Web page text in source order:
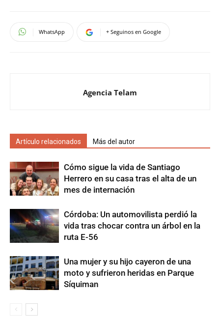
WhatsApp + Seguinos en Google
Agencia Telam
Artículo relacionados Más del autor
Cómo sigue la vida de Santiago
Herrero en su casa tras el alta de un
mes de internación
Córdoba: Un automovilista perdió la
vida tras chocar contra un árbol en la
ruta E-56
Una mujer y su hijo cayeron de una
moto y sufrieron heridas en Parque
Síquiman